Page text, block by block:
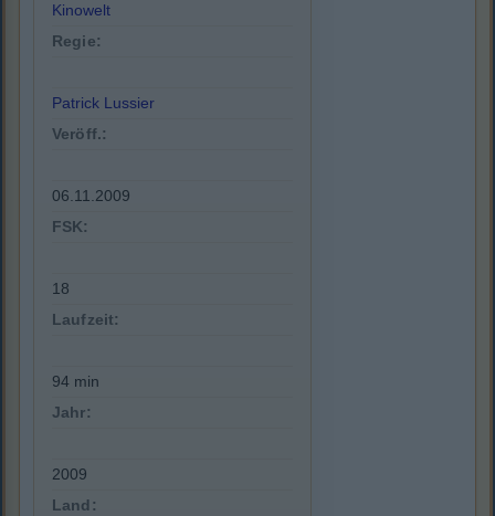
Kinowelt
Regie:
Patrick Lussier
Veröff.:
06.11.2009
FSK:
18
Laufzeit:
94 min
Jahr:
2009
Land: